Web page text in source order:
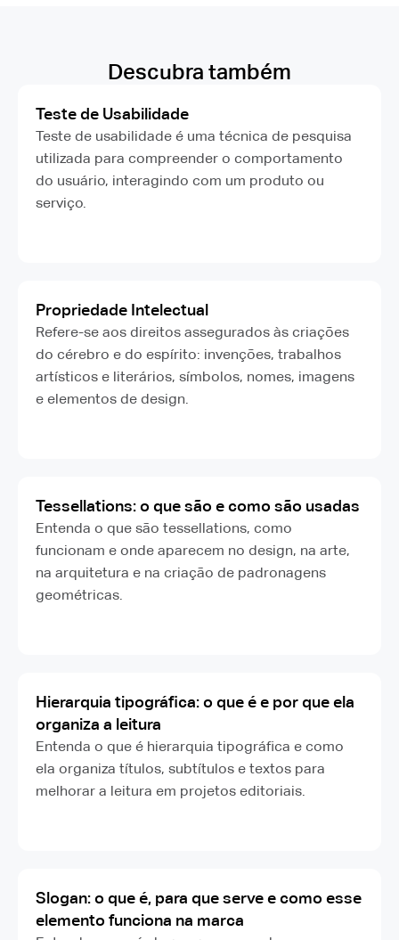
Descubra também
Teste de Usabilidade
Teste de usabilidade é uma técnica de pesquisa
utilizada para compreender o comportamento
do usuário, interagindo com um produto ou
serviço.
Propriedade Intelectual
Refere-se aos direitos assegurados às criações
do cérebro e do espírito: invenções, trabalhos
artísticos e literários, símbolos, nomes, imagens
e elementos de design.
Tessellations: o que são e como são usadas
Entenda o que são tessellations, como
funcionam e onde aparecem no design, na arte,
na arquitetura e na criação de padronagens
geométricas.
Hierarquia tipográfica: o que é e por que ela
organiza a leitura
Entenda o que é hierarquia tipográfica e como
ela organiza títulos, subtítulos e textos para
melhorar a leitura em projetos editoriais.
Slogan: o que é, para que serve e como esse
elemento funciona na marca